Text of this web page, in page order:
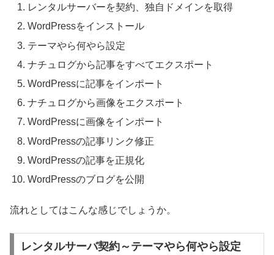
レンタルサーバーを契約、独自ドメインを取得
WordPressをインストール
テーマやら何やら設定
ナチュログから記事をすべてエクスポート
WordPressに記事をインポート
ナチュログから画像をエクスポート
WordPressに画像をインポート
WordPressの記事リンク修正
WordPressの記事を正規化
WordPressのブログを公開
流れとしてはこんな感じでしょうか。
レンタルサーバ契約～テーマやら何やら設定